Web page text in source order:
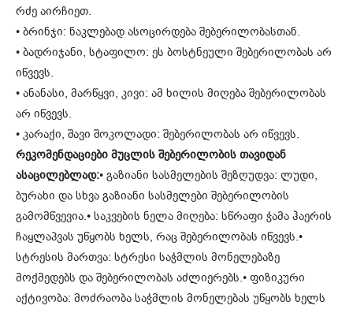
რძე აირჩიეთ.
• ბრინჯი: ნაკლებად ასოცირდება შებერილობასთან.
• ბადრიჯანი, სტაფილო: ეს ბოსტნეული შებერილობას არ
იწვევს.
• ანანასი, მარწყვი, კივი: ამ ხილის მიღება შებერილობას
არ იწვევს.
• კარაქი, შავი შოკოლადი: შებერილობას არ იწვევს.
რეკომენდაციები მუცლის შებერილობის თავიდან
ასაცილებლად:• გაზიანი სასმელების შეზღუდვა: ლუდი,
ბურახი და სხვა გაზიანი სასმელები შებერილობის
გამომწვევია.• საკვების ნელა მიღება: სწრაფი ჭამა ჰაერის
ჩაყლაპვას უწყობს ხელს, რაც შებერილობას იწვევს.•
სტრესის მართვა: სტრესი საჭმლის მონელებაზე
მოქმედებს და შებერილობას აძლიერებს.• ფიზიკური
აქტივობა: მოძრაობა საჭმლის მონელებას უწყობს ხელს